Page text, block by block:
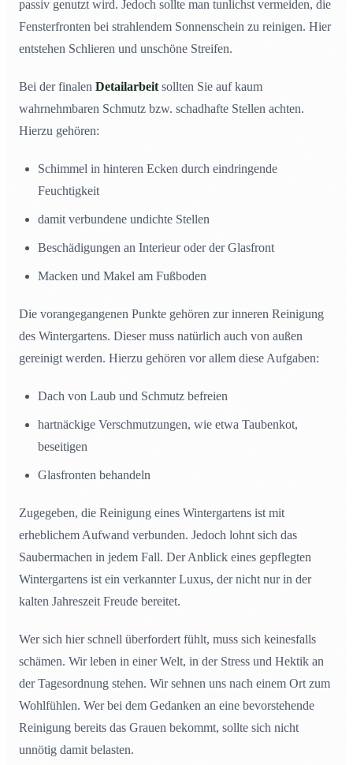
passiv genutzt wird. Jedoch sollte man tunlichst vermeiden, die
Fensterfronten bei strahlendem Sonnenschein zu reinigen. Hier
entstehen Schlieren und unschöne Streifen.
Bei der finalen Detailarbeit sollten Sie auf kaum
wahrnehmbaren Schmutz bzw. schadhafte Stellen achten.
Hierzu gehören:
Schimmel in hinteren Ecken durch eindringende
Feuchtigkeit
damit verbundene undichte Stellen
Beschädigungen an Interieur oder der Glasfront
Macken und Makel am Fußboden
Die vorangegangenen Punkte gehören zur inneren Reinigung
des Wintergartens. Dieser muss natürlich auch von außen
gereinigt werden. Hierzu gehören vor allem diese Aufgaben:
Dach von Laub und Schmutz befreien
hartnäckige Verschmutzungen, wie etwa Taubenkot,
beseitigen
Glasfronten behandeln
Zugegeben, die Reinigung eines Wintergartens ist mit
erheblichem Aufwand verbunden. Jedoch lohnt sich das
Saubermachen in jedem Fall. Der Anblick eines gepflegten
Wintergartens ist ein verkannter Luxus, der nicht nur in der
kalten Jahreszeit Freude bereitet.
Wer sich hier schnell überfordert fühlt, muss sich keinesfalls
schämen. Wir leben in einer Welt, in der Stress und Hektik an
der Tagesordnung stehen. Wir sehnen uns nach einem Ort zum
Wohlfühlen. Wer bei dem Gedanken an eine bevorstehende
Reinigung bereits das Grauen bekommt, sollte sich nicht
unnötig damit belasten.